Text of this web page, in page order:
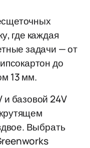
где каждая
задачи — от
до
13 мм.
базовой 24V
Выбрать